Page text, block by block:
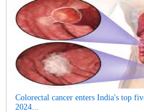
Colorectal cancer enters India's top
2024...